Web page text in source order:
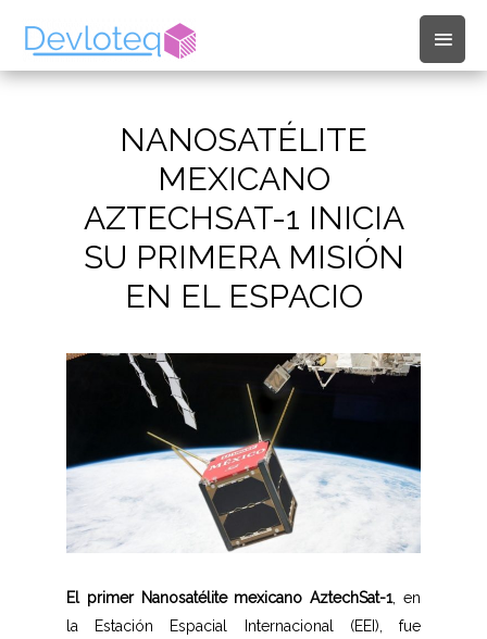
NANOSATÉLITE
MEXICANO
AZTECHSAT-1 INICIA
SU PRIMERA MISIÓN
EN EL ESPACIO
El primer Nanosatélite mexicano AztechSat-1, en
la Estación Espacial Internacional (EEI), fue